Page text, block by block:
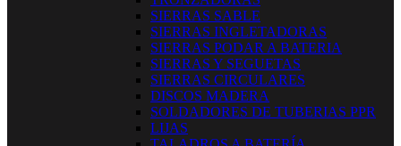
SIERRAS SABLE
SIERRAS INGLETADORAS
SIERRAS PODAR A BATERIA
SIERRAS Y SEGUETAS
SIERRAS CIRCULARES
DISCOS MADERA
SOLDADORES DE TUBERIAS PPR
LIJAS